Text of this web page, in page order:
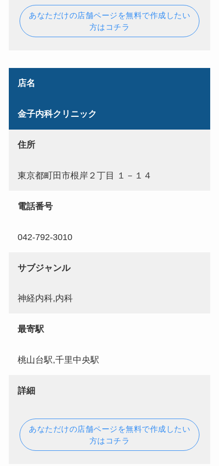
あなただけの店舗ページを無料で作成したい
方はコチラ
店名
金子内科クリニック
住所
東京都町田市根岸２丁目 １－１４
電話番号
042-792-3010
サブジャンル
神経内科,内科
最寄駅
桃山台駅,千里中央駅
詳細
あなただけの店舗ページを無料で作成したい
方はコチラ